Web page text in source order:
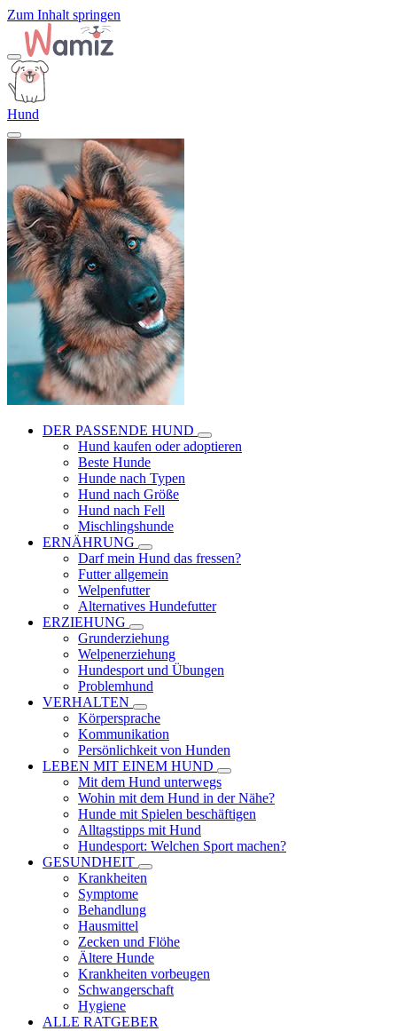
Zum Inhalt springen
Hund
DER PASSENDE HUND
Hund kaufen oder adoptieren
Beste Hunde
Hunde nach Typen
Hund nach Größe
Hund nach Fell
Mischlingshunde
ERNÄHRUNG
Darf mein Hund das fressen?
Futter allgemein
Welpenfutter
Alternatives Hundefutter
ERZIEHUNG
Grunderziehung
Welpenerziehung
Hundesport und Übungen
Problemhund
VERHALTEN
Körpersprache
Kommunikation
Persönlichkeit von Hunden
LEBEN MIT EINEM HUND
Mit dem Hund unterwegs
Wohin mit dem Hund in der Nähe?
Hunde mit Spielen beschäftigen
Alltagstipps mit Hund
Hundesport: Welchen Sport machen?
GESUNDHEIT
Krankheiten
Symptome
Behandlung
Hausmittel
Zecken und Flöhe
Ältere Hunde
Krankheiten vorbeugen
Schwangerschaft
Hygiene
ALLE RATGEBER